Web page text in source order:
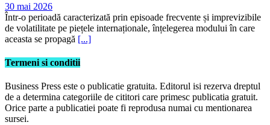
30 mai 2026
Într-o perioadă caracterizată prin episoade frecvente și imprevizibile
de volatilitate pe piețele internaționale, înțelegerea modului în care
aceasta se propagă [...]
Termeni si conditii
Business Press este o publicatie gratuita. Editorul isi rezerva dreptul
de a determina categoriile de cititori care primesc publicatia gratuit.
Orice parte a publicatiei poate fi reprodusa numai cu mentionarea
sursei.